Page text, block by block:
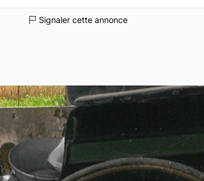
Signaler cette annonce